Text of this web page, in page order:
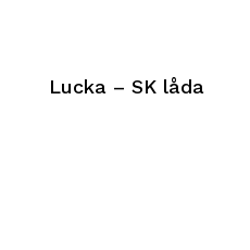
Lucka – SK låda